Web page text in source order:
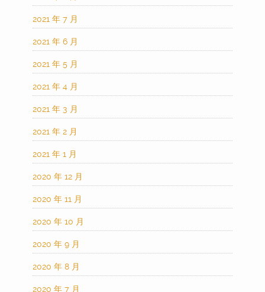
2021 年 7 月
2021 年 6 月
2021 年 5 月
2021 年 4 月
2021 年 3 月
2021 年 2 月
2021 年 1 月
2020 年 12 月
2020 年 11 月
2020 年 10 月
2020 年 9 月
2020 年 8 月
2020 年 7 月